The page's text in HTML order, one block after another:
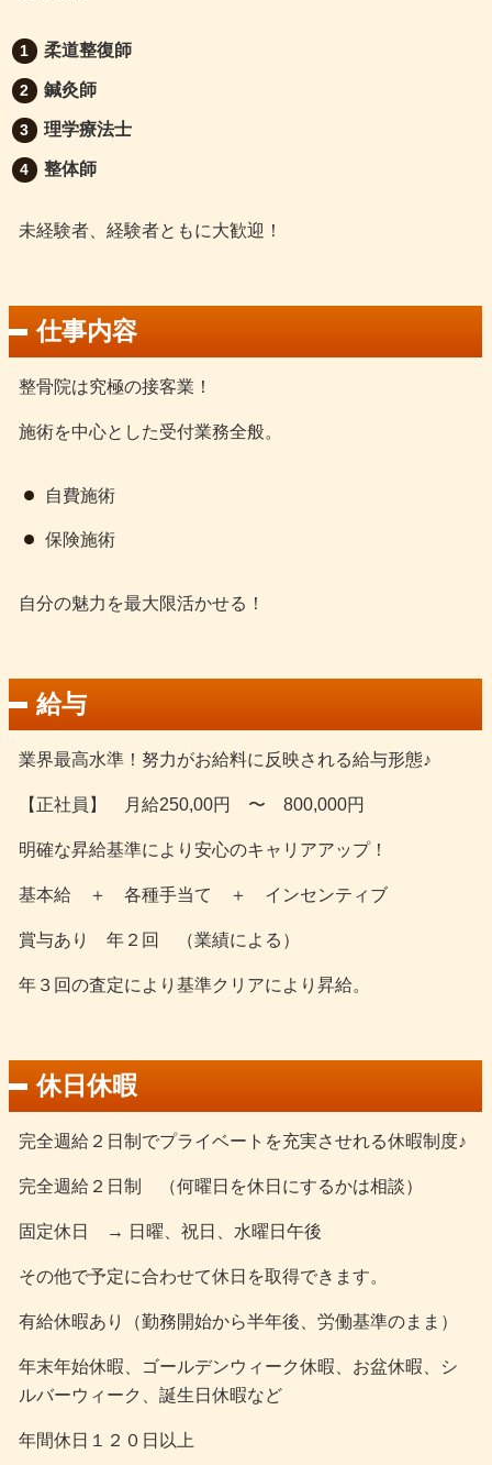
柔道整復師
鍼灸師
理学療法士
整体師
未経験者、経験者ともに大歓迎！
仕事内容
整骨院は究極の接客業！
施術を中心とした受付業務全般。
自費施術
保険施術
自分の魅力を最大限活かせる！
給与
業界最高水準！努力がお給料に反映される給与形態♪
【正社員】 月給250,00円 〜 800,000円
明確な昇給基準により安心のキャリアアップ！
基本給 ＋ 各種手当て ＋ インセンティブ
賞与あり 年２回 （業績による）
年３回の査定により基準クリアにより昇給。
休日休暇
完全週給２日制でプライベートを充実させれる休暇制度♪
完全週給２日制 （何曜日を休日にするかは相談）
固定休日 → 日曜、祝日、水曜日午後
その他で予定に合わせて休日を取得できます。
有給休暇あり（勤務開始から半年後、労働基準のまま）
年末年始休暇、ゴールデンウィーク休暇、お盆休暇、シ
ルバーウィーク、誕生日休暇など
年間休日１２０日以上